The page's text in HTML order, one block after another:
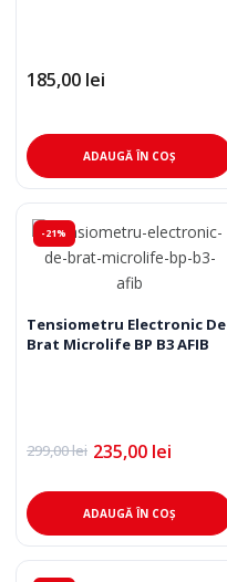
185,00 lei
ADAUGĂ ÎN COȘ
-21%
Tensiometru Electronic De
Brat Microlife BP B3 AFIB
299,00lei
Prețul
a
fost:
299,00 lei.
235,00 lei
Prețul
este:
235,00 lei.ADAUGĂ ÎN COȘ